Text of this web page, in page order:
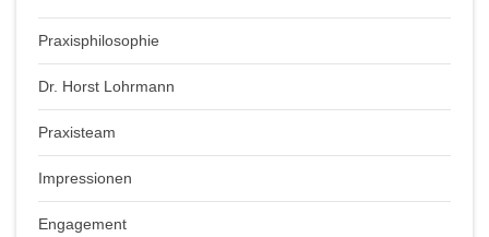
Praxisphilosophie
Dr. Horst Lohrmann
Praxisteam
Impressionen
Engagement